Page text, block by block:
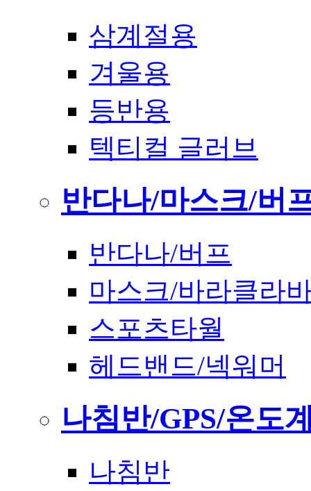
삼계절용
겨울용
등반용
텍티컬 글러브
반다나/마스크/버
반다나/버프
마스크/바라클라
스포츠타월
헤드밴드/넥워머
나침반/GPS/온도
나침반